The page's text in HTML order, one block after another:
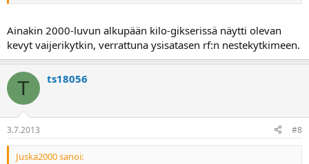
Ainakin 2000-luvun alkupään kilo-gikserissä näytti olevan
kevyt vaijerikytkin, verrattuna ysisatasen rf:n nestekytkimeen.
T ts18056
3.7.2013 #8
Juska2000 sanoi: